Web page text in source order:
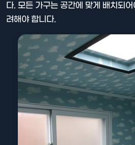
다. 모든 가구는 공간에 맞게 배치되
려해야 합니다.